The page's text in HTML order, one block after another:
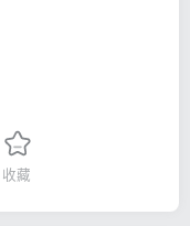
收藏